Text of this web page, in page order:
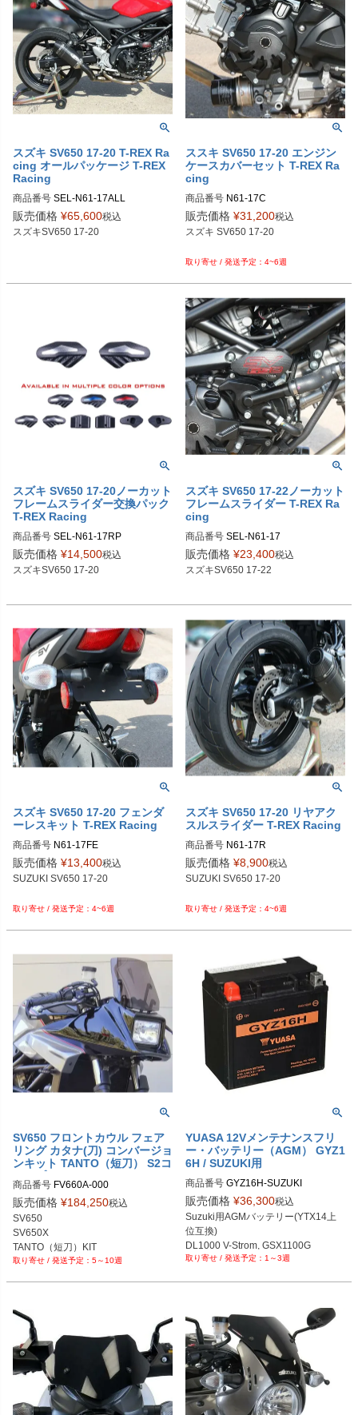
スズキ SV650 17-20 T-REX Ra
cing オールパッケージ T-REX
Racing
商品番号
販売価格 ¥65,600税込
スズキSV650 17-20
ススキ SV650 17-20 エンジン
ケースカバーセット T-REX Ra
cing
商品番号 N61-17C
販売価格 ¥31,200税込
スズキ SV650 17-20
4~6週
スズキ SV650 17-20ノーカット
フレームスライダー交換パック
T-REX Racing
商品番号
販売価格 ¥14,500税込
スズキSV650 17-20
スズキ SV650 17-22ノーカット
フレームスライダー T-REX Ra
cing
商品番号
販売価格 ¥23,400税込
スズキSV650 17-22
スズキ SV650 17-20 フェンダ
ーレスキット T-REX Racing
商品番号 N61-17FE
販売価格 ¥13,400税込
SUZUKI SV650 17-20
4~6週
スズキ SV650 17-20 リヤアク
スルスライダー T-REX Racing
商品番号 N61-17R
販売価格 ¥8,900税込
SUZUKI SV650 17-20
4~6週
SV650 フロントカウル フェア
リング カタナ(刀) コンバージョ
ンキット TANTO（短刀） S2コ
商品番号 FV660A-000
メーカー： FV660A.000
ユーロコム：s2_FV660_000
販売価格 ¥184,250税込
SV650
SV650X
TANTO（短刀）KIT
5～10週
YUASA 12Vメンテナンスフリ
ー・バッテリー（AGM） GYZ1
6H / SUZUKI用
商品番号 GYZ16H-SUZUKI
メーカー型番：YUAM716GH
販売価格 ¥36,300税込
Suzuki用AGMバッテリー(YTX14上
位互換)
DL1000 V-Strom, GSX1100G
SV1000S, AN650 Burgman
1～3週